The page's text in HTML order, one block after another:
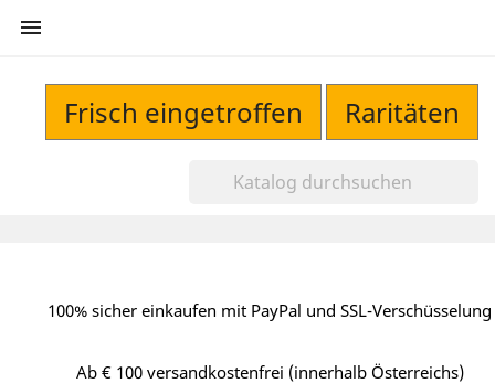

Frisch eingetroffen Raritäten
100% sicher einkaufen mit PayPal und SSL-Verschüsselung
Ab € 100 versandkostenfrei (innerhalb Österreichs)